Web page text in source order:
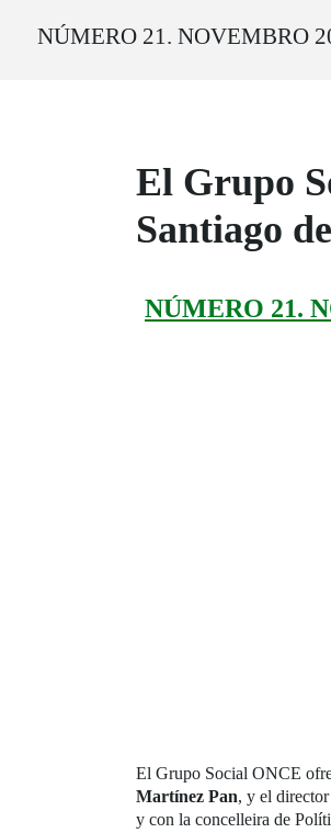
NÚMERO 21. NOVEMBRO
El Grupo
Santiago
NÚMERO 21.
El Grupo Social ONCE
Martínez Pan, y el
y con la concelleira de